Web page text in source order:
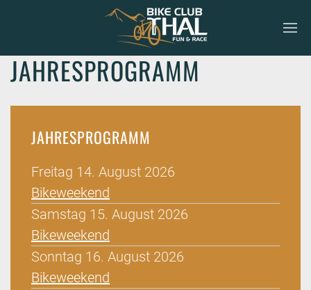
JAHRESPROGRAMM
JAHRESPROGRAMM
Freitag 14. August 2026
Bikeweekend
Samstag 15. August 2026
Bikeweekend
Sonntag 16. August 2026
Bikeweekend